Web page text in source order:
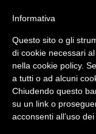
Informativa
Questo sito o gli
di cookie necessari
nella cookie policy.
a tutti o ad alcuni
Chiudendo questo
su un link o
acconsenti all’uso dei